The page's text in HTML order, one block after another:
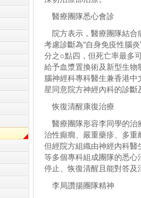
醫療團隊悉心會診
院方表示，醫療團隊結合
考慮診斷為“自身免疫性腦
分之○點四，但死亡率最多
給予血漿置換術及新型生
腦神經科專科醫生兼香港
星同意院方神經內科的診斷
恢復清醒康復治療
醫療團隊形容李同學的治
治性癲癇、嚴重藥疹、多
但經院方組織由神經內科
等多個專科組成團隊的悉
停止、恢復清醒且能對答
李局讚揚團隊精神